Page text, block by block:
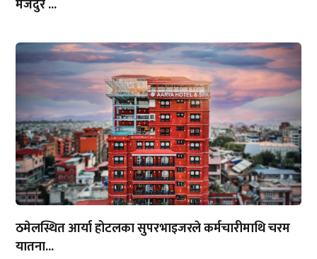
मजदुर ...
ठमेलस्थित आर्या होटलका सुपरभाइजरले कर्मचारीमाथि चरम
यातना...